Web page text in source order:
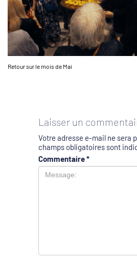
Retour sur le mois de Mai
Laisser un
Votre adresse e-mail ne sera
champs obligatoires sont
Commentaire*